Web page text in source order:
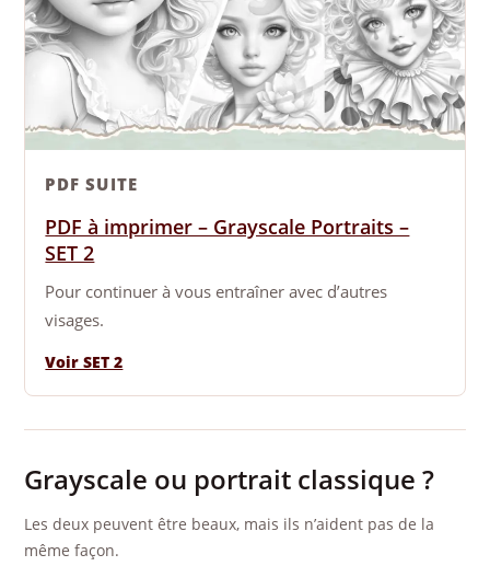
PDF SUITE
PDF à imprimer – Grayscale Portraits –
SET 2
Pour continuer à vous entraîner avec d’autres
visages.
Voir SET 2
Grayscale ou portrait classique ?
Les deux peuvent être beaux, mais ils n’aident pas de la
même façon.